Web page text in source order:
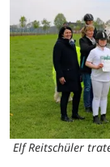
Elf Reitschüler